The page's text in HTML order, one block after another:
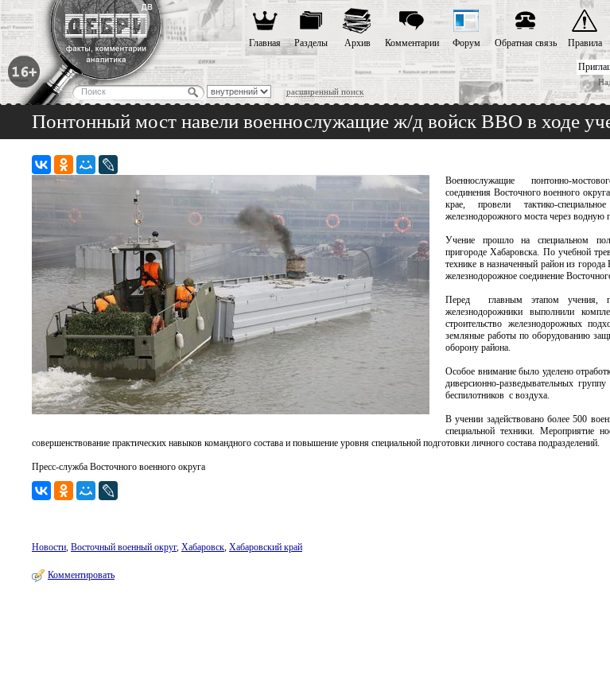
расширенный поиск
Главная Разделы Архив Комментарии Форум Обратная связь Правила
Понтонный мост навели военнослужащие ж/д войск ВВО в ходе
Военнослужащие понтонно-
соединения Восточного военного
крае, провели тактико-
железнодорожного моста через водную
Учение прошло на специальном
пригороде Хабаровска. По учебной
технике в назначенный район из
железнодорожное соединение
Перед главным этапом учения,
железнодорожники выполнили
строительство железнодорожных
земляные работы по оборудованию
оборону района.
Особое внимание было уделено
диверсионно-разведывательных
беспилотников с воздуха.
В учении задействовано более 500
специальной техники. Мероприятие
совершенствование практических навыков командного состава и повышение уровня специальной подготовки личного состава подразделений.
Пресс-служба Восточного военного округа
Новости, Восточный военный округ, Хабаровск, Хабаровский край
Комментировать